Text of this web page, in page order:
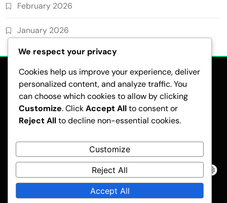
February 2026
January 2026
KÜPSISTE EELISTUSED
VÕTA MEIEGA ÜHENDUST
Pubnews - Modern WordPress Theme 2026.Developed By
BlazeThemes.
We respect your privacy
Cookies help us improve your experience, deliver
personalized content, and analyze traffic. You
can choose which cookies to allow by clicking
Customize. ClickAccept Allto consent or
Reject Allto decline non-essential cookies.
Customize
Reject All
Accept All